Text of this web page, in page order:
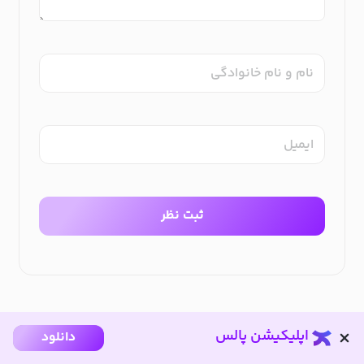
نام و نام خانوادگی
ایمیل
ثبت نظر
اپلیکیشن پالس دانلود